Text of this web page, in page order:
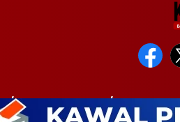
PEMERINTAHAN KESEHATAN